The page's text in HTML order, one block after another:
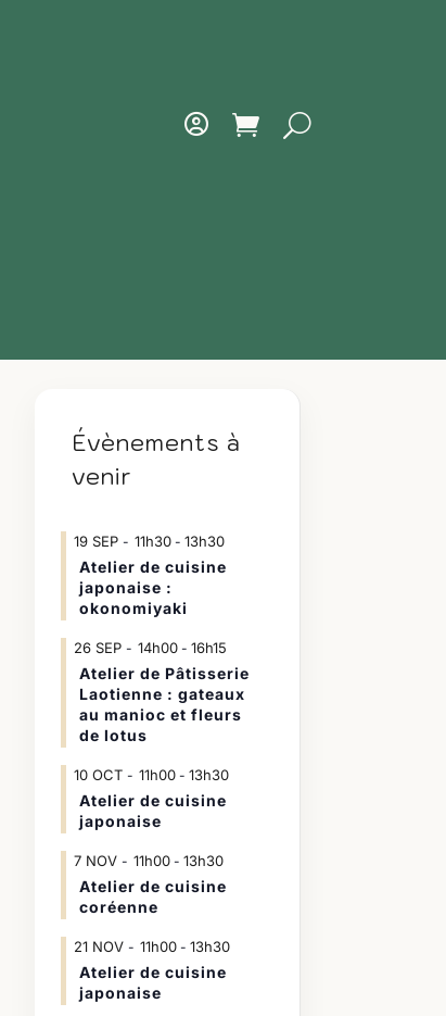
Évènements à
venir
19 SEP 11h30- 13h30
Atelier de cuisine
japonaise :
okonomiyaki
26 SEP 14h00- 16h15
Atelier de Pâtisserie
Laotienne : gateaux
au manioc et fleurs
de lotus
10 OCT 11h00- 13h30
Atelier de cuisine
japonaise
7 NOV 11h00- 13h30
Atelier de cuisine
coréenne
21 NOV 11h00- 13h30
Atelier de cuisine
japonaise